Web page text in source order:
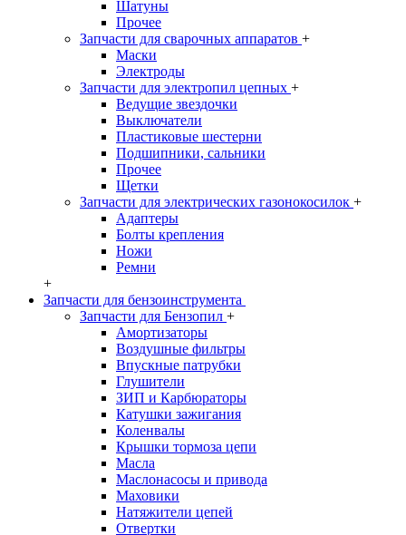
Шатуны
Прочее
Запчасти для сварочных аппаратов +
Маски
Электроды
Запчасти для электропил цепных +
Ведущие звездочки
Выключатели
Пластиковые шестерни
Подшипники, сальники
Прочее
Щетки
Запчасти для электрических газонокосилок +
Адаптеры
Болты крепления
Ножи
Ремни
+
Запчасти для бензоинструмента
Запчасти для Бензопил +
Амортизаторы
Воздушные фильтры
Впускные патрубки
Глушители
ЗИП и Карбюраторы
Катушки зажигания
Коленвалы
Крышки тормоза цепи
Масла
Маслонасосы и привода
Маховики
Натяжители цепей
Отвертки